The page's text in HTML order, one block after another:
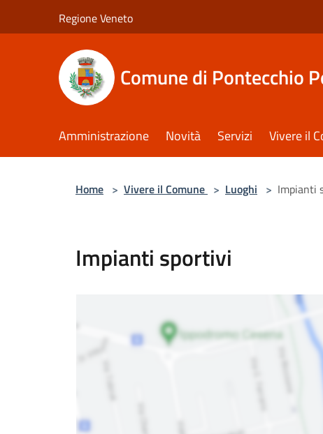
Regione Veneto
Comune di Pontecchio
Amministrazione Novità Servizi Vivere il
Home > Vivere il Comune > Luoghi > Impianti
Impianti sportivi